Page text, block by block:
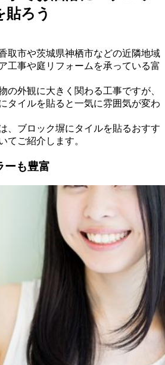
貼ろう
取市や茨城県神栖市などの近隣地域
工事や庭リフォームを承っている富
の外観に大きく関わる工事ですが、
タイルを貼ると一気に雰囲気が変わ
、ブロック塀にタイルを貼るおすす
てご紹介します。
ーも豊富